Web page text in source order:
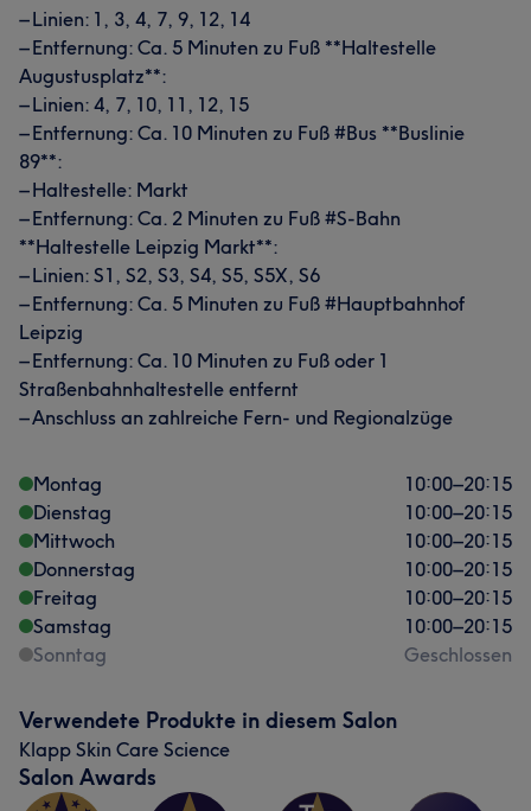
– Linien: 1, 3, 4, 7, 9, 12, 14
– Entfernung: Ca. 5 Minuten zu Fuß **Haltestelle
Augustusplatz**:
– Linien: 4, 7, 10, 11, 12, 15
– Entfernung: Ca. 10 Minuten zu Fuß #Bus **Buslinie
89**:
– Haltestelle: Markt
– Entfernung: Ca. 2 Minuten zu Fuß #S-Bahn
**Haltestelle Leipzig Markt**:
– Linien: S1, S2, S3, S4, S5, S5X, S6
– Entfernung: Ca. 5 Minuten zu Fuß #Hauptbahnhof
Leipzig
– Entfernung: Ca. 10 Minuten zu Fuß oder 1
Straßenbahnhaltestelle entfernt
– Anschluss an zahlreiche Fern- und Regionalzüge
Montag 10:00–20:15
Dienstag
10:00–20:15
Mittwoch
10:00–20:15
Donnerstag
10:00–20:15
Freitag
10:00–20:15
Samstag
10:00–20:15
Sonntag
Geschlossen
Verwendete Produkte in diesem Salon
Klapp Skin Care Science
Salon Awards